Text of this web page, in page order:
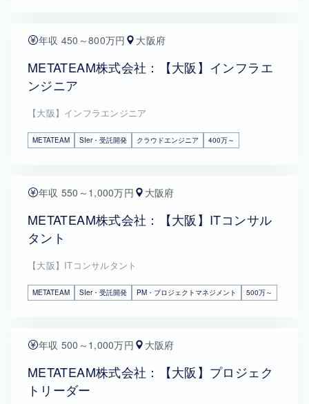
年収 450～800万円 大阪府
METATEAM株式会社：【大阪】インフラエ
ンジニア
【大阪】インフラエンジニア
METATEAM SIer・受託開発 クラウドエンジニア 400万～
年収 550～1,000万円 大阪府
METATEAM株式会社：【大阪】ITコンサル
タント
【大阪】ITコンサルタント
METATEAM SIer・受託開発 PM・プロジェクトマネジメント 500万～
年収 500～1,000万円 大阪府
METATEAM株式会社：【大阪】プロジェク
トリーダー